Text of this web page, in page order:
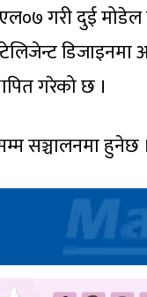
गरी दुई
गरेको छ ।
सञ्चालनमा हुनेछ ।